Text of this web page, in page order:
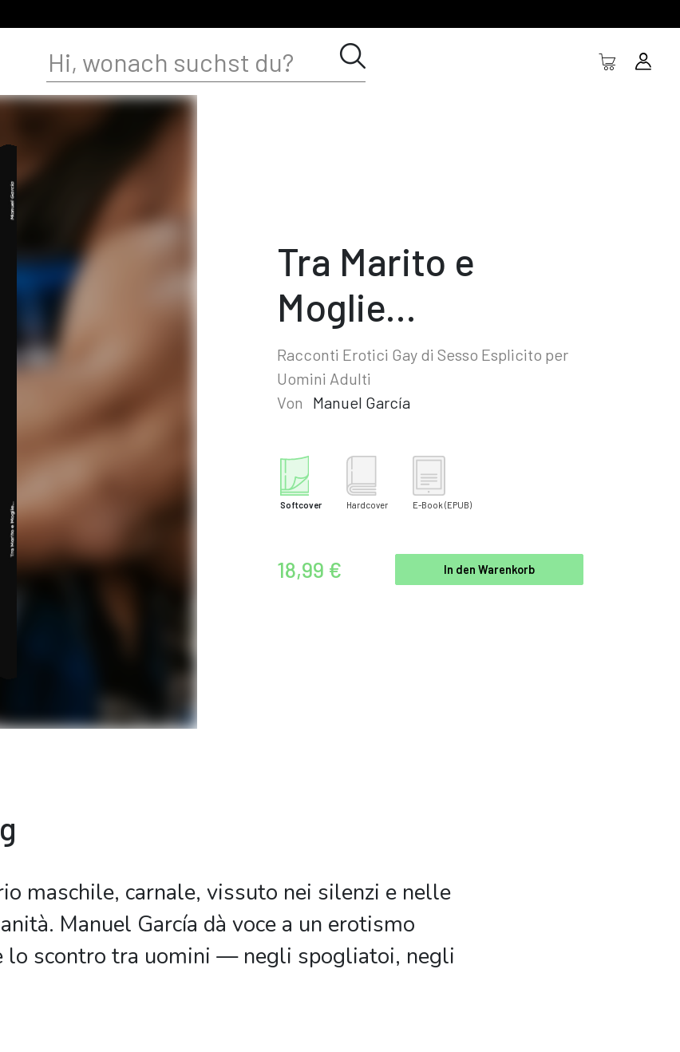
Tra Marito e
Moglie...
Racconti Erotici Gay di Sesso Esplicito per
Uomini Adulti
Von
Manuel García
Softcover Hardcover E-Book (EPUB)
18,99 € In den Warenkorb
maschile, carnale, vissuto nei silenzi e nelle
Manuel García dà voce a un erotismo
lo scontro tra uomini — negli spogliatoi, negli